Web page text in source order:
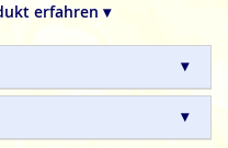
Dir, die Hungrigen.
die strengen
und ständiger
erfahren ▾